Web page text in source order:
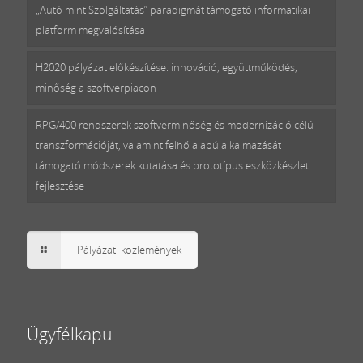
„Autó mint Szolgáltatás” paradigmát támogató informatikai
platform megvalósítása
H2020 pályázat előkészítése: innováció, együttműködés,
minőség a szoftverpiacon
RPG/400 rendszerek szoftverminőség és modernizáció célú
transzformációját, valamint felhő alapú alkalmazását
támogató módszerek kutatása és prototípus eszközkészlet
fejlesztése
Pályázati közlemények
Ügyfélkapu